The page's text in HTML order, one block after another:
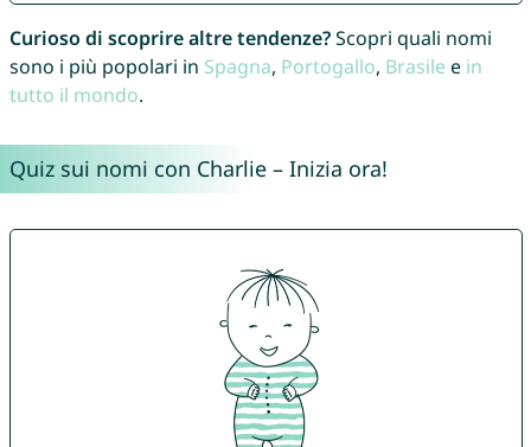
Curioso di scoprire altre tendenze?Scopri quali nomi
sono i più popolari in Spagna, Portogallo, Brasile e in
tutto il mondo.
Quiz sui nomi con Charlie – Inizia ora!